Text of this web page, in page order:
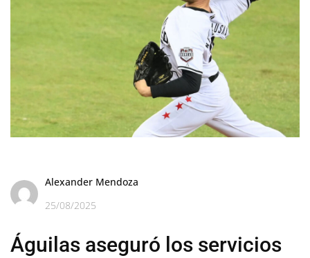
Alexander Mendoza
25/08/2025
Águilas aseguró los servicios